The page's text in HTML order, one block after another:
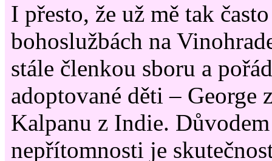
I přesto, že už mě tak
bohoslužbách na
stále členkou sboru a
adoptované děti – George
Kalpanu z Indie.
nepřítomnosti je